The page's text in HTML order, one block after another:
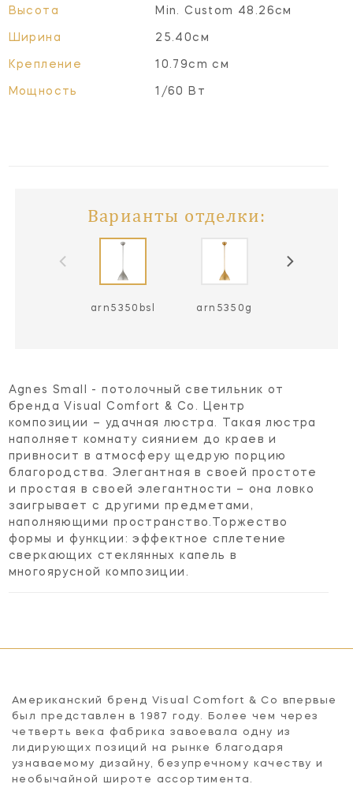
Высота Min. Custom 48.26см
Ширина 25.40см
Крепление 10.79cm см
Мощность 1/60 Вт
Варианты отделки:
arn5350bsl arn5350g
Agnes Small - потолочный светильник от
бренда Visual Comfort & Co. Центр
композиции – удачная люстра. Такая люстра
наполняет комнату сиянием до краев и
привносит в атмосферу щедрую порцию
благородства. Элегантная в своей простоте
и простая в своей элегантности – она ловко
заигрывает с другими предметами,
наполняющими пространство.Торжество
формы и функции: эффектное сплетение
сверкающих стеклянных капель в
многоярусной композиции.
Американский бренд Visual Comfort & Co впервые
был представлен в 1987 году. Более чем через
четверть века фабрика завоевала одну из
лидирующих позиций на рынке благодаря
узнаваемому дизайну, безупречному качеству и
необычайной широте ассортимента.